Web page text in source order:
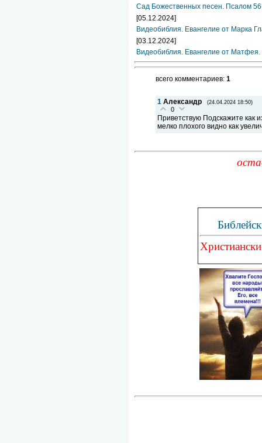
Сад Божественных песен. Псалом
[05.12.2024]
Видеобиблия. Евангелие от Марка
[03.12.2024]
Видеобиблия. Евангелие от Матфея.
всего комментариев: 1
1 Александр (24.04.2024 18:50)
0
Приветствую Подскажите
мелко плохого видно как